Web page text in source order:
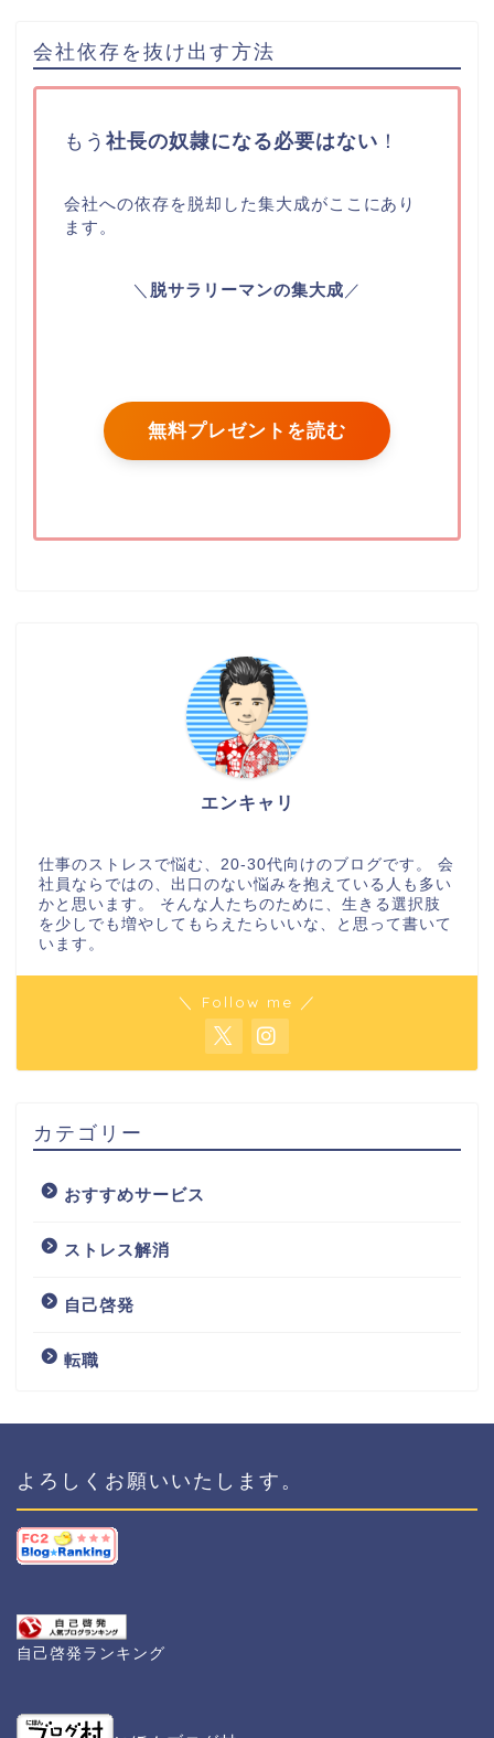
会社依存を抜け出す方法
もう 社長の奴隷になる必要はない ！
会社への依存を脱却した集大成がここにあり
ます。
＼ 脱サラリーマンの集大成 ／
無料プレゼントを読む
エンキャリ
仕事のストレスで悩む、20-30代向けのブログです。 会
社員ならではの、出口のない悩みを抱えている人も多い
かと思います。 そんな人たちのために、生きる選択肢
を少しでも増やしてもらえたらいいな、と思って書いて
います。
＼ Follow me ／
カテゴリー
おすすめサービス
ストレス解消
自己啓発
転職
よろしくお願いいたします。
自己啓発ランキング
【急成長】相談数3,000件